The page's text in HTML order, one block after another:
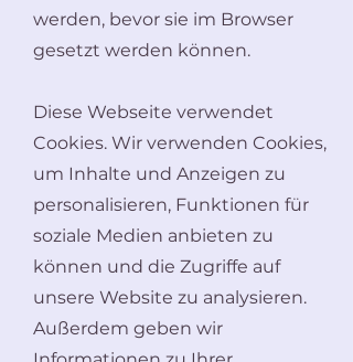
werden, bevor sie im Browser
gesetzt werden können.
Diese Webseite verwendet
Cookies. Wir verwenden Cookies,
um Inhalte und Anzeigen zu
personalisieren, Funktionen für
soziale Medien anbieten zu
können und die Zugriffe auf
unsere Website zu analysieren.
Außerdem geben wir